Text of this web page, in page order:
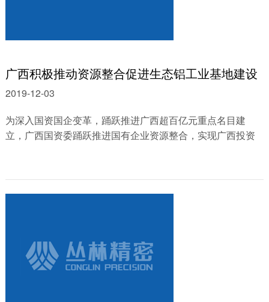
广西积极推动资源整合促进生态铝工业基地建设
2019-12-03
为深入国资国企变革，踊跃推进广西超百亿元重点名目建
立，广西国资委踊跃推进国有企业资源整合，实现广西投资